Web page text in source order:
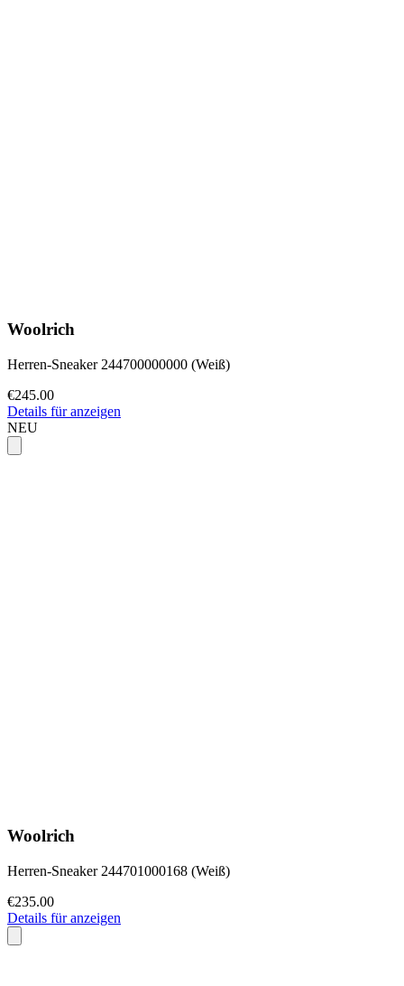
Woolrich
Herren-Sneaker 244700000000 (Weiß)
€245.00
Details für anzeigen
NEU
Woolrich
Herren-Sneaker 244701000168 (Weiß)
€235.00
Details für anzeigen